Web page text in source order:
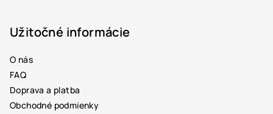
Užitočné informácie
O nás
FAQ
Doprava a platba
Obchodné podmienky